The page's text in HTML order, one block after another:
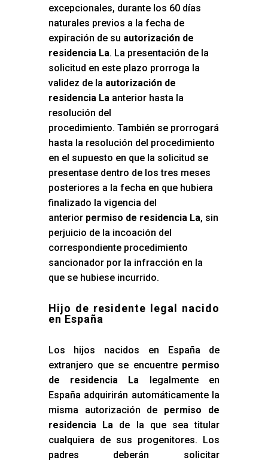
excepcionales, durante los 60 días
naturales previos a la fecha de
expiración de su autorización de
residencia La. La presentación de la
solicitud en este plazo prorroga la
validez de la autorización de
residencia Laanterior hasta la
resolución del
procedimiento. También se prorrogará
hasta la resolución del procedimiento
en el supuesto en que la solicitud se
presentase dentro de los tres meses
posteriores a la fecha en que hubiera
finalizado la vigencia del
anterior permiso de residencia La, sin
perjuicio de la incoación del
correspondiente procedimiento
sancionador por la infracción en la
que se hubiese incurrido.
Hijo de residente legal nacido
en España
Los hijos nacidos en España de
extranjero que se encuentre permiso
de residencia La legalmente en
España adquirirán automáticamente la
misma autorización de permiso de
residencia Lade la que sea titular
cualquiera de sus progenitores. Los
padres deberán solicitar